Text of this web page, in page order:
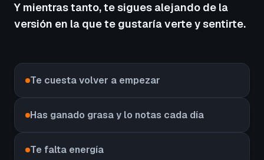
Y mientras tanto, te sigues alejando de la
versión en la que te gustaría verte y sentirte.
Te cuesta volver a empezar
Has ganado grasa y lo notas cada día
Te falta energía